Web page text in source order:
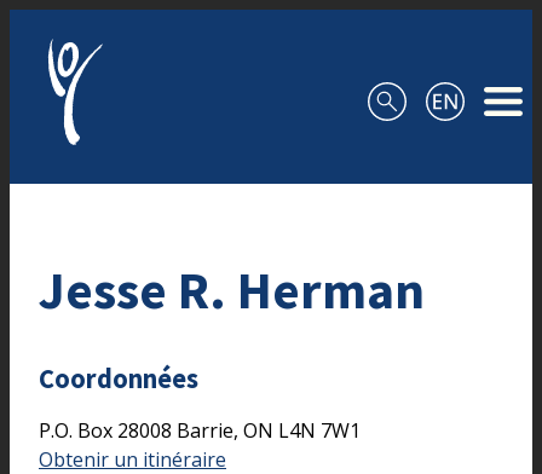
Jesse R. Herman
Coordonnées
P.O. Box 28008 Barrie, ON L4N 7W1
Obtenir un itinéraire